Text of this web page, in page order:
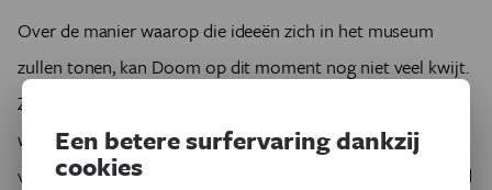
Over de manier waarop die ideeën zich in het museum
zullen tonen, kan Doom op dit moment nog niet veel kwijt.
Ze verwijst liever naar eerdere, tijdelijke tentoonstellingen,
waarin ze haar visie al heeft afgetoetst. ‘Het project van
vinvis Leo in de Sint-Baafskathedraal is een goed voorbeeld
Een betere surfervaring dankzij
cookies